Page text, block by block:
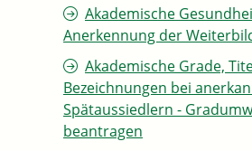
Akademische
Anerkennung der
Akademische Grade,
Bezeichnungen bei
Spätaussiedlern -
beantragen